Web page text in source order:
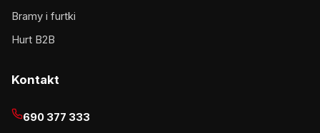
Bramy i furtki
Hurt B2B
Kontakt
690 377 333